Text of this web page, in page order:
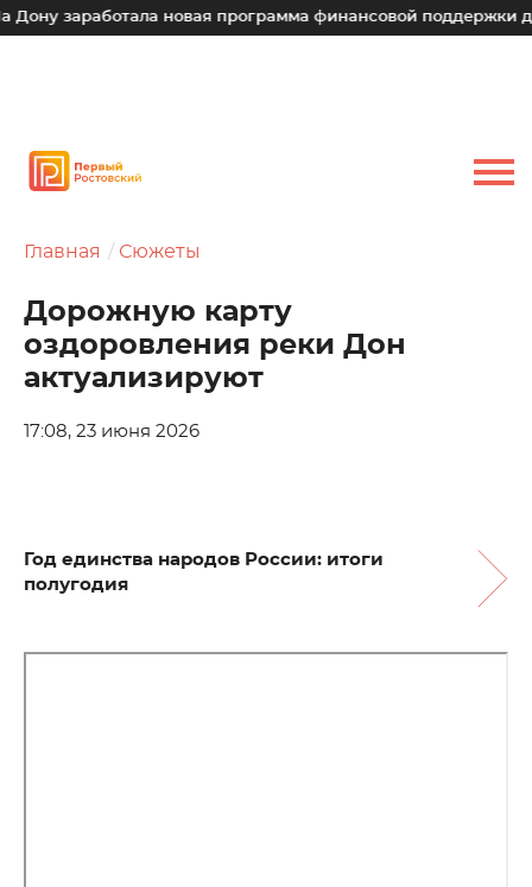
новая программа финансовой поддержки для
Главная Сюжеты
Дорожную карту
оздоровления реки Дон
актуализируют
17:08, 23 июня 2026
Год единства народов России: итоги
полугодия